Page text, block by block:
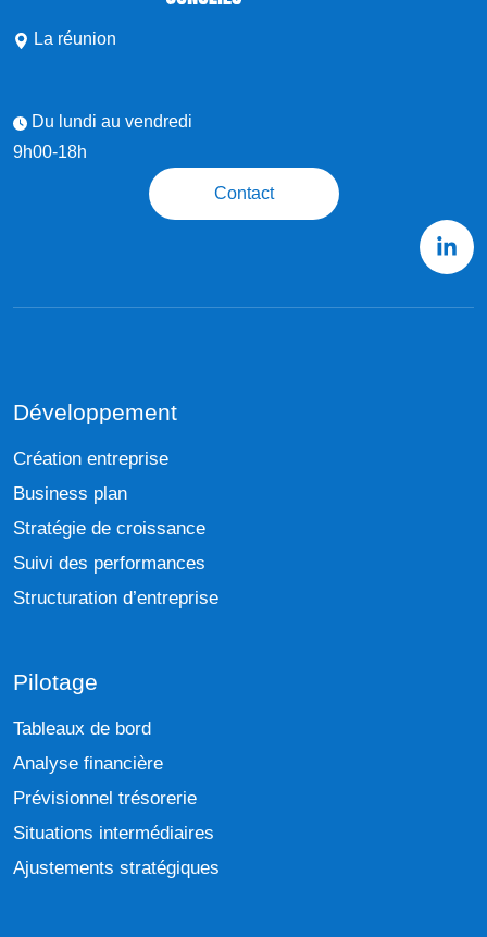
La réunion
Du lundi au vendredi
9h00-18h
Contact
Développement
Création entreprise
Business plan
Stratégie de croissance
Suivi des performances
Structuration d’entreprise
Pilotage
Tableaux de bord
Analyse financière
Prévisionnel trésorerie
Situations intermédiaires
Ajustements stratégiques